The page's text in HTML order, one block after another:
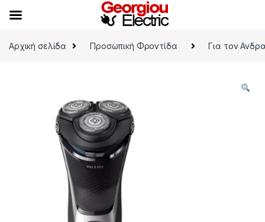
Αρχική σελίδα
Προσωπική Φροντίδα Για τον